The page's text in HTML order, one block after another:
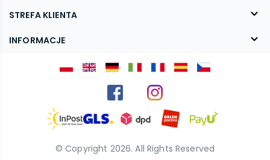
O nas
Blog
STREFA KLIENTA
FAQ
INFORMACJE
© Copyright 2026. All Rights Reserved